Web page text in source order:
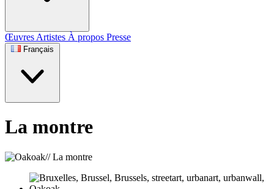
Œuvres Artistes À propos Presse
Français
La montre